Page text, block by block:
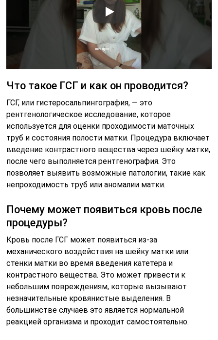
Что такое ГСГ и как он проводится?
ГСГ, или гистеросальпингография, — это
рентгенологическое исследование, которое
используется для оценки проходимости маточных
труб и состояния полости матки. Процедура включает
введение контрастного вещества через шейку матки,
после чего выполняется рентгенография. Это
позволяет выявить возможные патологии, такие как
непроходимость труб или аномалии матки.
Почему может появиться кровь после
процедуры?
Кровь после ГСГ может появиться из-за
механического воздействия на шейку матки или
стенки матки во время введения катетера и
контрастного вещества. Это может привести к
небольшим повреждениям, которые вызывают
незначительные кровянистые выделения. В
большинстве случаев это является нормальной
реакцией организма и проходит самостоятельно.